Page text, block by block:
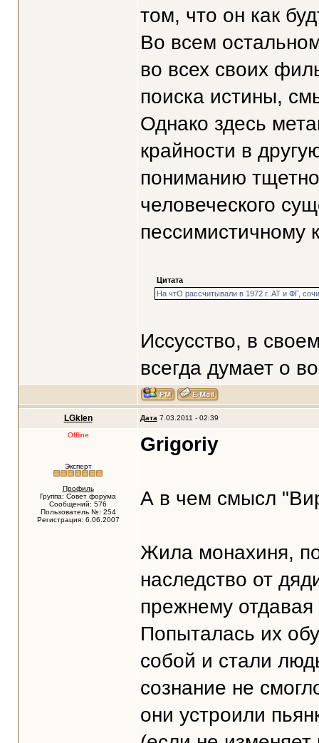
том, что он как
Во всем
во всех своих
поиска истины,
Однако здесь
крайности в
пониманию
человеческого
пессимистичному
Цитата
На чтО рассчитывали в 1972 г. АТ и ФГ,
Иссусство, в
всегда думает о
LGklen Дата 7.03.2011 - 02:39
Offline
Эксперт
Профиль
Группа: Совет форума
Сообщений: 576
Пользователь №: 254
Регистрация: 6.06.2007
Grigoriy
А в чем смысл
Жила монахиня,
наследство от
прежнему
Попыталась их
собой и стали
сознание не
они устроили